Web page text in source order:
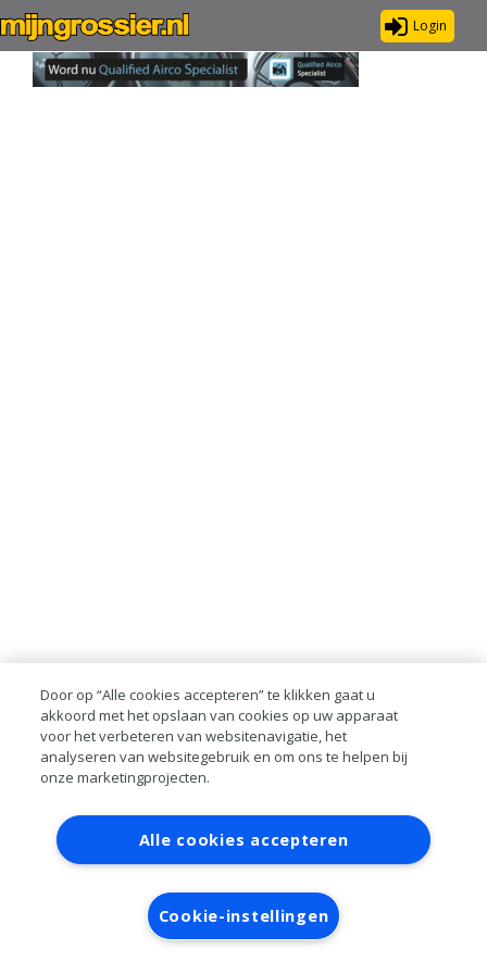
Login
Contact Account aanvragen
Inloggen
RAI bestanden
Privacy
Algemene
voorwaarden
Verwerkersovereenkomst
Door op “Alle cookies accepteren” te klikken gaat u
akkoord met het opslaan van cookies op uw apparaat
voor het verbeteren van websitenavigatie, het
analyseren van websitegebruik en om ons te helpen bij
onze marketingprojecten.
Alle cookies accepteren
Cookie-instellingen